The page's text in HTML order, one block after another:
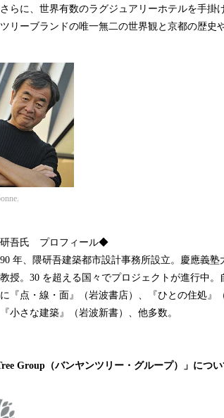
らに、世界有数のラグジュアリーホテルを手掛
リーブランドの唯一無二の世界観と京都の歴
吾氏 プロフィール◆
年、隈研吾建築都市設計事務所設立。慶應義
授。30 を超える国々でプロジェクトが進行中
『点・線・面』（岩波書店）、『ひとの住処
小さな建築』（岩波新書）、他多数。
Group（バンヤンツリー・グループ）」につい